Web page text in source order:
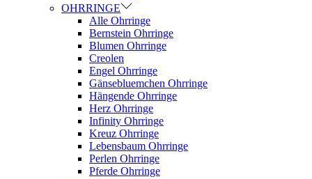
OHRRINGE
Alle Ohrringe
Bernstein Ohrringe
Blumen Ohrringe
Creolen
Engel Ohrringe
Gänsebluemchen Ohrringe
Hängende Ohrringe
Herz Ohrringe
Infinity Ohrringe
Kreuz Ohrringe
Lebensbaum Ohrringe
Perlen Ohrringe
Pferde Ohrringe